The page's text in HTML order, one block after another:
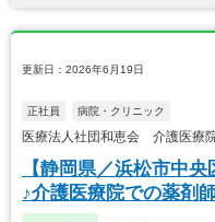
更新日：2026年6月19日
正社員 病院・クリニック
医療法人社団和恵会 介護医療
【静岡県／浜松市中
♪介護医療院での薬剤